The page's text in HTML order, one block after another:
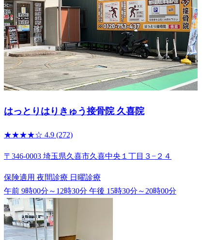
はっとりはりきゅう接骨院 久喜院
★★★★☆ 4.9 (272)
〒346-0003 埼玉県久喜市久喜中央１丁目３−２４
保険適用 夜間診療 日曜診療
午前 9時00分～12時30分 午後 15時30分～20時00分